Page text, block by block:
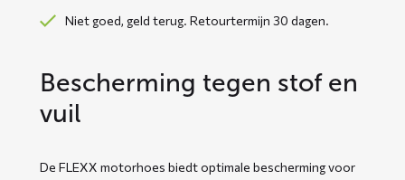
Niet goed, geld terug. Retourtermijn 30 dagen.
Bescherming tegen stof en
vuil
De FLEXX motorhoes biedt optimale bescherming voor